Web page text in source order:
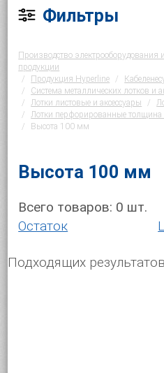
Фильтры
Производство электрооборудования
продукции
Продукция Hyperline
Система металлических лотков и
Лотки листовые и аксессуары
Лотки перфорированные
Высота 100 мм
Высота 100 мм
Всего товаров: 0 шт.
Остаток
Подходящих